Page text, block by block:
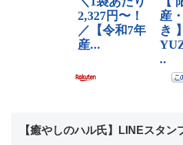
【癒やしのハル氏】LINEスタン